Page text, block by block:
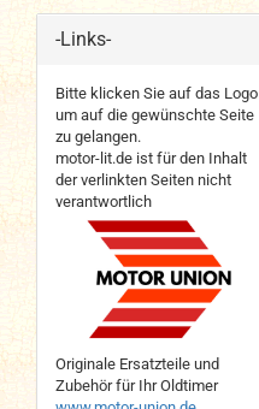
-Links-
Bitte klicken Sie auf das Logo
um auf die gewünschte Seite
zu gelangen.
motor-lit.de ist für den Inhalt
der verlinkten Seiten nicht
verantwortlich
Originale Ersatzteile und
Zubehör für Ihr Oldtimer